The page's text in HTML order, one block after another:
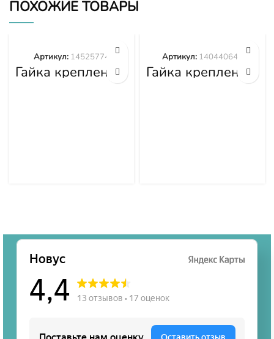
ПОХОЖИЕ ТОВАРЫ
Гайка крепления
башмака
Артикул: 14525774
Гайка крепления
башмака
Артикул: 140440645